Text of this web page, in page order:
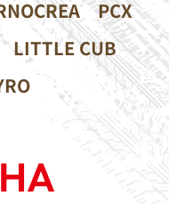
PCX
LITTLE CUB